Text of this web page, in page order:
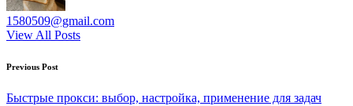
1580509@gmail.com
View All Posts
Post
navigation
Previous Post
Быстрые прокси: выбор, настройка, применение для задач